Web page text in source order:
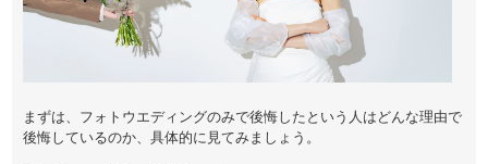
まずは、フォトウエディングのみで後悔したという人はどんな理由で
後悔しているのか、具体的に見てみましょう。